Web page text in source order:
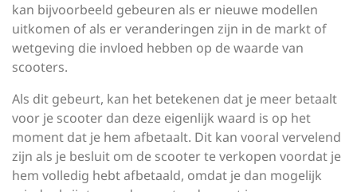
kan bijvoorbeeld gebeuren als er nieuwe modellen
uitkomen of als er veranderingen zijn in de markt of
wetgeving die invloed hebben op de waarde van
scooters.
Als dit gebeurt, kan het betekenen dat je meer betaalt
voor je scooter dan deze eigenlijk waard is op het
moment dat je hem afbetaalt. Dit kan vooral vervelend
zijn als je besluit om de scooter te verkopen voordat je
hem volledig hebt afbetaald, omdat je dan mogelijk